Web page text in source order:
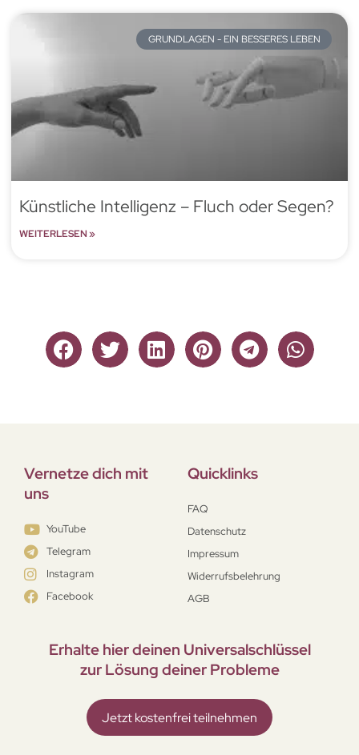
GRUNDLAGEN - EIN BESSERES LEBEN
Künstliche Intelligenz – Fluch oder Segen?
WEITERLESEN »
Vernetze dich mit
uns
YouTube
Telegram
Instagram
Facebook
Quicklinks
FAQ
Datenschutz
Impressum
Widerrufsbelehrung
AGB
Erhalte hier deinen Universal­schlüssel
zur Lösung deiner Probleme
Jetzt kostenfrei teilnehmen